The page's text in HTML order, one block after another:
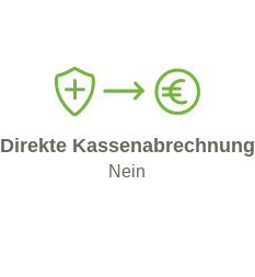
Direkte Kassenabrechnung
Nein